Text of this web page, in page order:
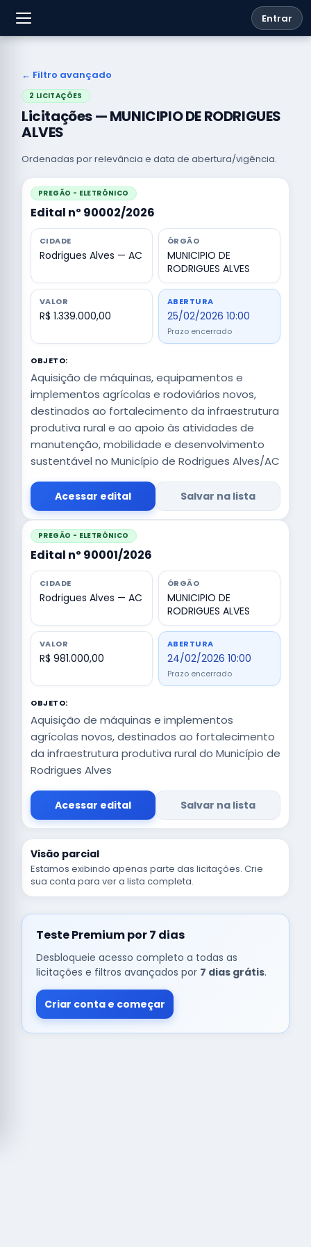
Entrar
← Filtro avançado
2 LICITAÇÕES
Licitações — MUNICIPIO DE RODRIGUES
ALVES
Ordenadas por relevância e data de abertura/vigência.
PREGÃO - ELETRÔNICO
Edital nº 90002/2026
CIDADE
Rodrigues Alves — AC
ÓRGÃO
MUNICIPIO DE
RODRIGUES ALVES
VALOR
R$ 1.339.000,00
ABERTURA
25/02/2026 10:00
Prazo encerrado
OBJETO:
Aquisição de máquinas, equipamentos e
implementos agrícolas e rodoviários novos,
destinados ao fortalecimento da infraestrutura
produtiva rural e ao apoio às atividades de
manutenção, mobilidade e desenvolvimento
sustentável no Município de Rodrigues Alves/AC
Acessar edital Salvar na lista
PREGÃO - ELETRÔNICO
Edital nº 90001/2026
CIDADE
Rodrigues Alves — AC
ÓRGÃO
MUNICIPIO DE
RODRIGUES ALVES
VALOR
R$ 981.000,00
ABERTURA
24/02/2026 10:00
Prazo encerrado
OBJETO:
Aquisição de máquinas e implementos
agrícolas novos, destinados ao fortalecimento
da infraestrutura produtiva rural do Município de
Rodrigues Alves
Acessar edital Salvar na lista
Visão parcial
Estamos exibindo apenas parte das licitações. Crie
sua conta para ver a lista completa.
Teste Premium por 7 dias
Desbloqueie acesso completo a todas as
licitações e filtros avançados por 7 dias grátis.
Criar conta e começar